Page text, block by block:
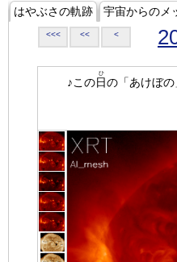
はやぶさの軌跡 宇宙からのメ
<<< << <
♪この日
ひ
の「あけぼの